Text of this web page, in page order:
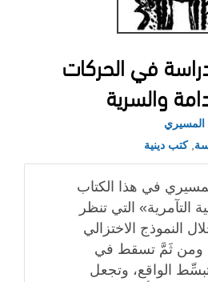
في الحركات
والسرية
المسيري
,كتب دينية
في هذا الكتاب
التآمرية» التي تنظر
النموذج الاختزالي
ومن ثَمَّ تسقط في
تبسِّط الواقع، وتجعل